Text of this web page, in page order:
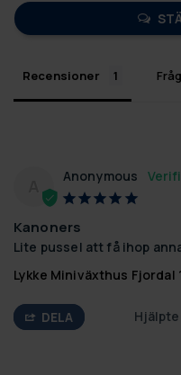
Recensioner
Anonymous
Kanoners
Lite pussel att få ihop
Lykke Miniväxthus Fjordal
DELA